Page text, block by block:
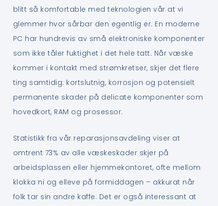
blitt så komfortable med teknologien vår at vi
glemmer hvor sårbar den egentlig er. En moderne
PC har hundrevis av små elektroniske komponenter
som ikke tåler fuktighet i det hele tatt. Når væske
kommer i kontakt med strømkretser, skjer det flere
ting samtidig: kortslutnig, korrosjon og potensielt
permanente skader på delicate komponenter som
hovedkort, RAM og prosessor.
Statistikk fra vår reparasjonsavdeling viser at
omtrent 73% av alle væskeskader skjer på
arbeidsplassen eller hjemmekontoret, ofte mellom
klokka ni og elleve på formiddagen – akkurat når
folk tar sin andre kaffe. Det er også interessant at